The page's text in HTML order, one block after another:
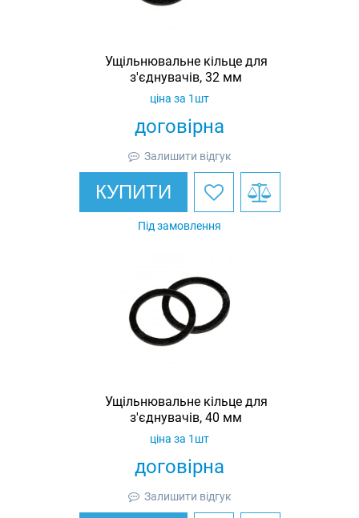
Ущільнювальне кільце для
з'єднувачів, 32 мм
договірна
ціна за 1шт
Залишити відгук
КУПИТИ
Під замовлення
Ущільнювальне кільце для
з'єднувачів, 40 мм
договірна
ціна за 1шт
Залишити відгук